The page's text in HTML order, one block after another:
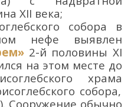
а XII века;
собора в
нефе выявлен
» 2-й половины XI
на этом месте до
храма
ого собора,
). Сооружение обычно